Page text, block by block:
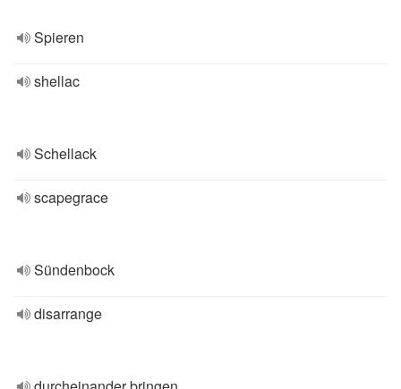
Spieren
shellac
Schellack
scapegrace
Sündenbock
disarrange